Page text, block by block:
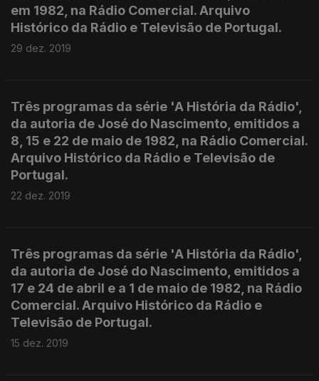
em 1982, na Rádio Comercial. Arquivo
Histórico da Rádio e Televisão de Portugal.
29 dez. 2019
Três programas da série 'A História da Rádio',
da autoria de José do Nascimento, emitidos a
8, 15 e 22 de maio de 1982, na Rádio Comercial.
Arquivo Histórico da Rádio e Televisão de
Portugal.
22 dez. 2019
Três programas da série 'A História da Rádio',
da autoria de José do Nascimento, emitidos a
17 e 24 de abril e a 1 de maio de 1982, na Rádio
Comercial. Arquivo Histórico da Rádio e
Televisão de Portugal.
15 dez. 2019